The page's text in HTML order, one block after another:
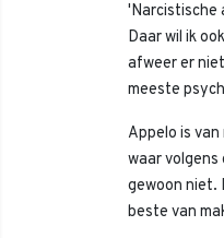
'Narcistische
Daar wil ik
afweer er
meeste
Appelo is
waar
gewoon niet.
beste van